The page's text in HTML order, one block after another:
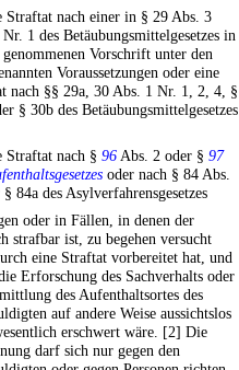
Straftat nach einer in § 29 Abs. 3
Nr. 1 des Betäubungsmittelgesetzes in
genommenen Vorschrift unter den
Voraussetzungen oder eine
nach §§ 29a, 30 Abs. 1 Nr. 1, 2, 4, §
§ 30b des Betäubungsmittelgesetzes
Straftat nach § 96Abs. 2 oder § 97
oder nach § 84 Abs.
84a des Asylverfahrensgesetzes
oder in Fällen, in denen der
strafbar ist, zu begehen versucht
eine Straftat vorbereitet hat, und
Erforschung des Sachverhalts oder
des Aufenthaltsortes des
auf andere Weise aussichtslos
erschwert wäre. [2] Die
darf sich nur gegen den